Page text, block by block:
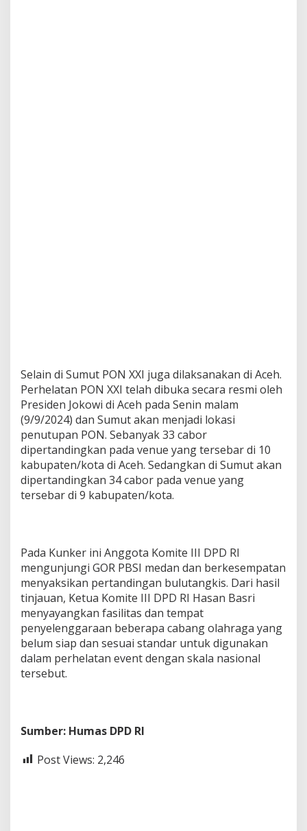
Selain di Sumut PON XXI juga dilaksanakan di Aceh.
Perhelatan PON XXI telah dibuka secara resmi oleh
Presiden Jokowi di Aceh pada Senin malam
(9/9/2024) dan Sumut akan menjadi lokasi
penutupan PON. Sebanyak 33 cabor
dipertandingkan pada venue yang tersebar di 10
kabupaten/kota di Aceh. Sedangkan di Sumut akan
dipertandingkan 34 cabor pada venue yang
tersebar di 9 kabupaten/kota.
Pada Kunker ini Anggota Komite III DPD RI
mengunjungi GOR PBSI medan dan berkesempatan
menyaksikan pertandingan bulutangkis. Dari hasil
tinjauan, Ketua Komite III DPD RI Hasan Basri
menyayangkan fasilitas dan tempat
penyelenggaraan beberapa cabang olahraga yang
belum siap dan sesuai standar untuk digunakan
dalam perhelatan event dengan skala nasional
tersebut.
Sumber: Humas DPD RI
Post Views: 2,246